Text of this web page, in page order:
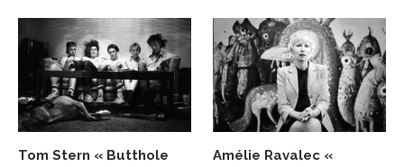
Tom Stern « Butthole
Amélie Ravalec «